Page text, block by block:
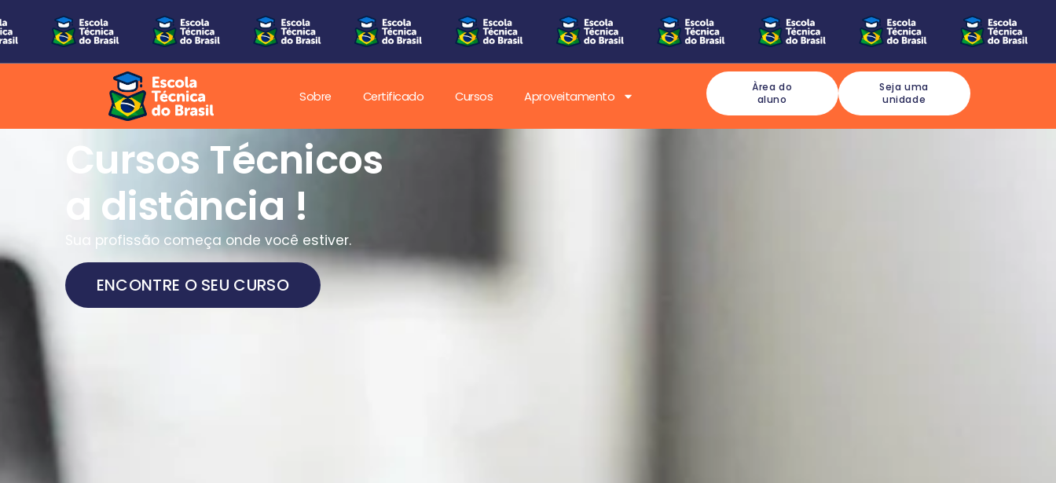
Sobre Certificado Cursos Aproveitamento
Àrea do
aluno
Seja uma
unidade
Cursos Técnicos
a distância !
Sua profissão começa onde você estiver.
ENCONTRE O SEU CURSO